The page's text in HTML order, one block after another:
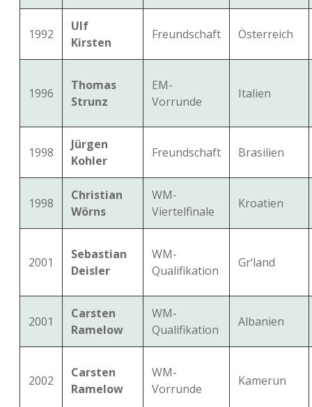
1992
Ulf
Kirsten
Freundschaft Österreich
1996
Thomas
Strunz
EM-
Vorrunde
Italien
1998
Jürgen
Kohler
Freundschaft Brasilien
1998
Christian
Wörns
WM-
Viertelfinale
Kroatien
2001
Sebastian
Deisler
WM-
Qualifikation
Gr‘land
2001
Carsten
Ramelow
WM-
Qualifikation
Albanien
2002
Carsten
Ramelow
WM-
Vorrunde
Kamerun